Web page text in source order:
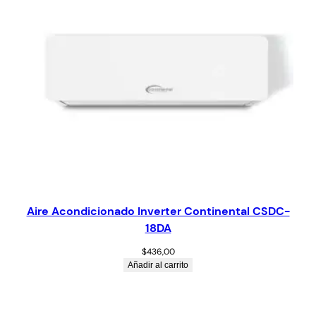
Aire Acondicionado Inverter Continental CSDC-
18DA
$436,00
Añadir al carrito